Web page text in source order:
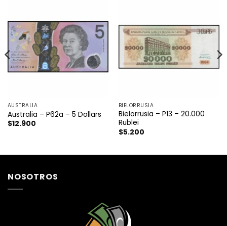
AUSTRALIA
Australia – P62a – 5 Dollars
$12.900
BIELORRUSIA
Bielorrusia – P13 – 20.000
Rublei
$5.200
NOSOTROS